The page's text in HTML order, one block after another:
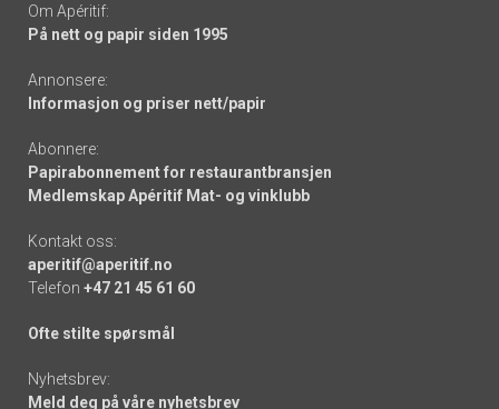
Om Apéritif:
På nett og papir siden 1995
Annonsere:
Informasjon og priser nett/papir
Abonnere:
Papirabonnement for restaurantbransjen
Medlemskap Apéritif Mat- og vinklubb
Kontakt oss:
aperitif@aperitif.no
Telefon +47 21 45 61 60
Ofte stilte spørsmål
Nyhetsbrev:
Meld deg på våre nyhetsbrev